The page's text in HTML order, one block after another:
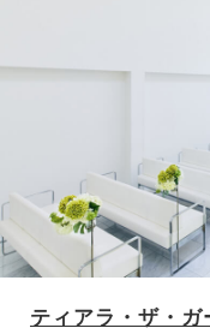
ティアラ・ザ・ガ